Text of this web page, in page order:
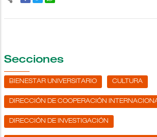
Secciones
BIENESTAR UNIVERSITARIO CULTURA
DIRECCIÓN DE COOPERACIÓN
DIRECCIÓN DE INVESTIGACIÓN